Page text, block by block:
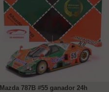
Mazda 787B #55 ganador 24h